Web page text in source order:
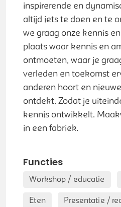
inspirerende en
altijd iets te doen en te
we graag onze kennis
plaats waar kennis en
ontmoeten, waar je
verleden en toekomst
anderen hoort en
ontdekt. Zodat je
kennis ontwikkelt.
in een fabriek.
Functies
Workshop / educatie
Eten Presentatie /